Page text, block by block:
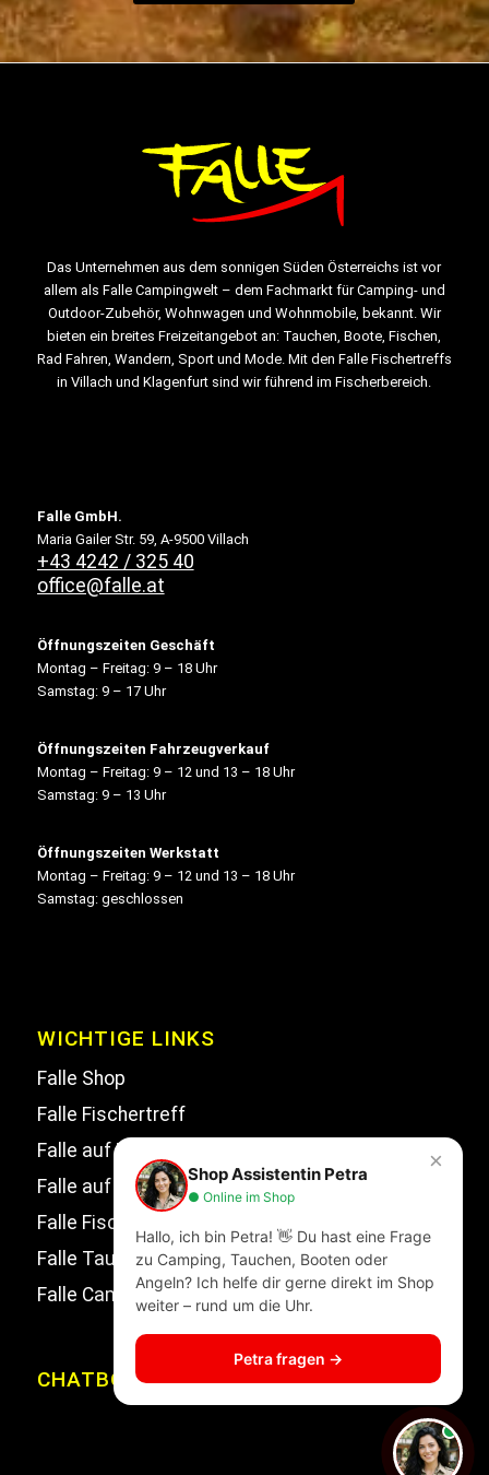
Das Unternehmen aus dem sonnigen Süden Österreichs ist vor
allem als Falle Campingwelt – dem Fachmarkt für Camping- und
Outdoor-Zubehör, Wohnwagen und Wohnmobile, bekannt. Wir
bieten ein breites Freizeitangebot an: Tauchen, Boote, Fischen,
Rad Fahren, Wandern, Sport und Mode. Mit den Falle Fischertreffs
in Villach und Klagenfurt sind wir führend im Fischerbereich.
Falle GmbH.
Maria Gailer Str. 59, A-9500 Villach
+43 4242 / 325 40
office@falle.at
Öffnungszeiten Geschäft
Montag – Freitag: 9 – 18 Uhr
Samstag: 9 – 17 Uhr
Öffnungszeiten Fahrzeugverkauf
Montag – Freitag: 9 – 12 und 13 – 18 Uhr
Samstag: 9 – 13 Uhr
Öffnungszeiten Werkstatt
Montag – Freitag: 9 – 12 und 13 – 18 Uhr
Samstag: geschlossen
WICHTIGE LINKS
Falle Shop
Falle Fischertreff
Falle auf Facebook
Falle auf Instagram
Falle Fischertreff auf Facebook
Falle Tauchsport auf Facebook
Falle Campingwelt Katalog
CHATBOT
×
Shop Assistentin Petra
● Online im Shop
Hallo, ich bin Petra! 👋 Du hast eine Frage
zu Camping, Tauchen, Booten oder
Angeln? Ich helfe dir gerne direkt im Shop
weiter – rund um die Uhr.
Petra fragen →